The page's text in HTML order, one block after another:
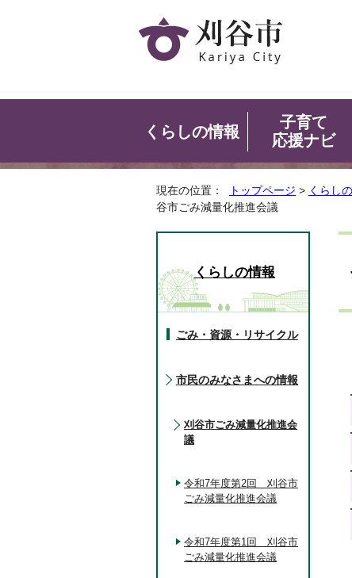
くらしの情報
子育て
応援ナビ
現在の位置： トップページ > くらし
谷市ごみ減量化推進会議
くらしの情報
ごみ・資源・リサイクル
市民のみなさまへの情報
刈谷市ごみ減量化推進会
議
令和7年度第2回 刈谷市
ごみ減量化推進会議
令和7年度第1回 刈谷市
ごみ減量化推進会議